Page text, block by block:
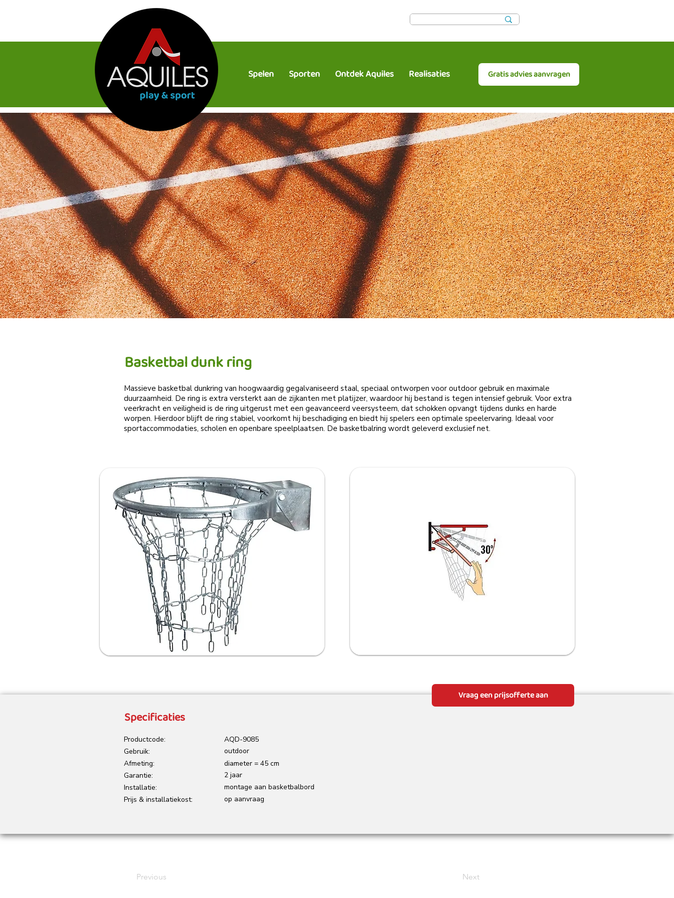
Spelen Sporten Ontdek Aquiles Realisaties Gratis advies aanvragen
Basketbal dunk ring
Massieve basketbal dunkring van hoogwaardig gegalvaniseerd staal, speciaal ontworpen voor outdoor gebruik en maximale
duurzaamheid. De ring is extra versterkt aan de zijkanten met platijzer, waardoor hij bestand is tegen intensief gebruik. Voor extra
veerkracht en veiligheid is de ring uitgerust met een geavanceerd veersysteem, dat schokken opvangt tijdens dunks en harde
worpen. Hierdoor blijft de ring stabiel, voorkomt hij beschadiging en biedt hij spelers een optimale speelervaring. Ideaal voor
sportaccommodaties, scholen en openbare speelplaatsen. De basketbalring wordt geleverd exclusief net.
Vraag een prijsofferte aan
Specificaties
Productcode:
Gebruik:
Afmeting:
Garantie:
Installatie:
Prijs & installatiekost:
AQD-9085
outdoor
diameter = 45 cm
2 jaar
montage aan basketbalbord
op aanvraag
Previous Next